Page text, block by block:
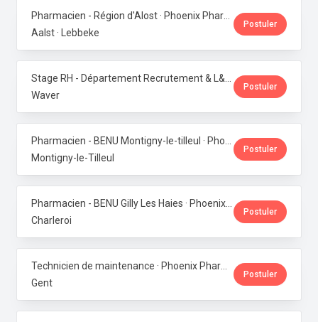
Aalst · Lebbeke
Postuler
Waver
Postuler
Montigny-le-Tilleul
Postuler
Charleroi
Postuler
Gent
Postuler